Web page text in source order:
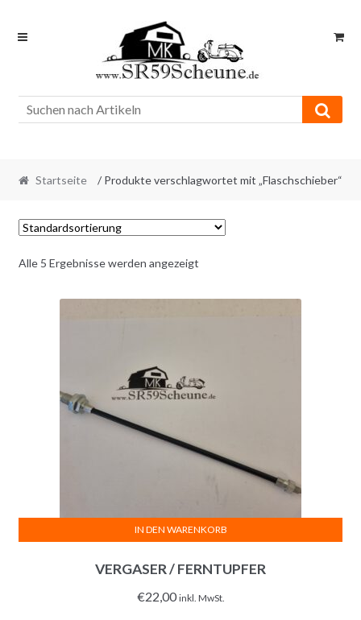
Skip
Skip
Startseite / Produkte verschlagwortet mit „Flaschschieber“
Alle 5 Ergebnisse werden angezeigt
VERGASER / FERNTUPFER
€22,00 inkl. MwSt.
IN DEN WARENKORB